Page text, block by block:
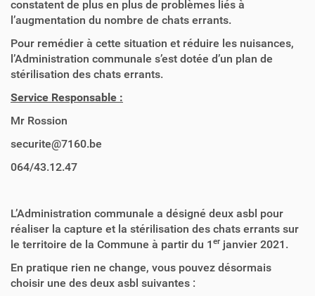
constatent de plus en plus de problèmes liés à
l’augmentation du nombre de chats errants.
Pour remédier à cette situation et réduire les nuisances,
l’Administration communale s’est dotée d’un plan de
stérilisation des chats errants.
Service Responsable :
Mr Rossion
securite@7160.be
064/43.12.47
L’Administration communale a désigné deux asbl pour
réaliser la capture et la stérilisation des chats errants sur
le territoire de la Commune à partir du 1 er janvier 2021.
En pratique rien ne change, vous pouvez désormais
choisir une des deux asbl suivantes :